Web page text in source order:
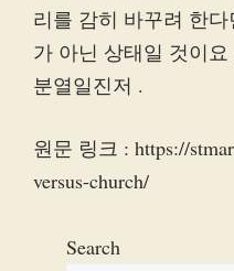
리를 감히 바꾸려 한
가 아닌 상태일 것이
분열일진저 .
원문 링크 : https://
versus-church/
Search